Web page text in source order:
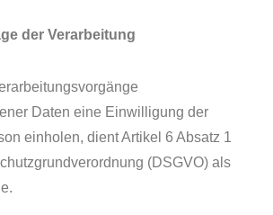
der Verarbeitung
Daten eine Einwilligung der
einholen, dient Artikel 6 Absatz 1
(DSGVO) als